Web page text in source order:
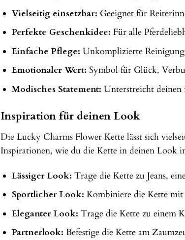
Vielseitig einsetzbar: Geeignet für
Perfekte Geschenkidee: Für alle
Einfache Pflege: Unkomplizierte
Emotionaler Wert: Symbol für Glück,
Modisches Statement: Unterstreicht
Inspiration für deinen Look
Die Lucky Charms Flower Kette lässt sich
Inspirationen, wie du die Kette in deinen Look
Lässiger Look: Trage die Kette zu Jeans,
Sportlicher Look: Kombiniere die Kette
Eleganter Look: Trage die Kette zu einem
Partnerlook: Befestige die Kette am